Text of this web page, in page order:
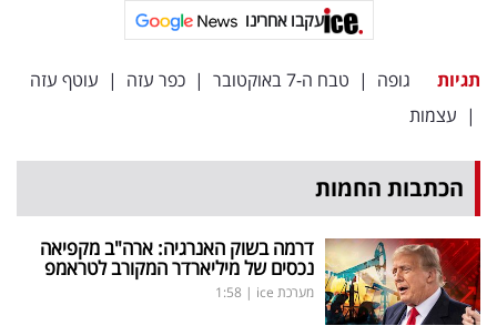
עקבו
אחרינו:
עקבו אחרינו
תגיות גופה | טבח ה-7 באוקטובר | כפר עזה | עוטף עזה
| עצמות
הכתבות החמות
דרמה בשוק האנרגיה: ארה"ב מקפיאה
נכסים של מיליארדר המקורב לטראמפ
מערכת ice |
1:58